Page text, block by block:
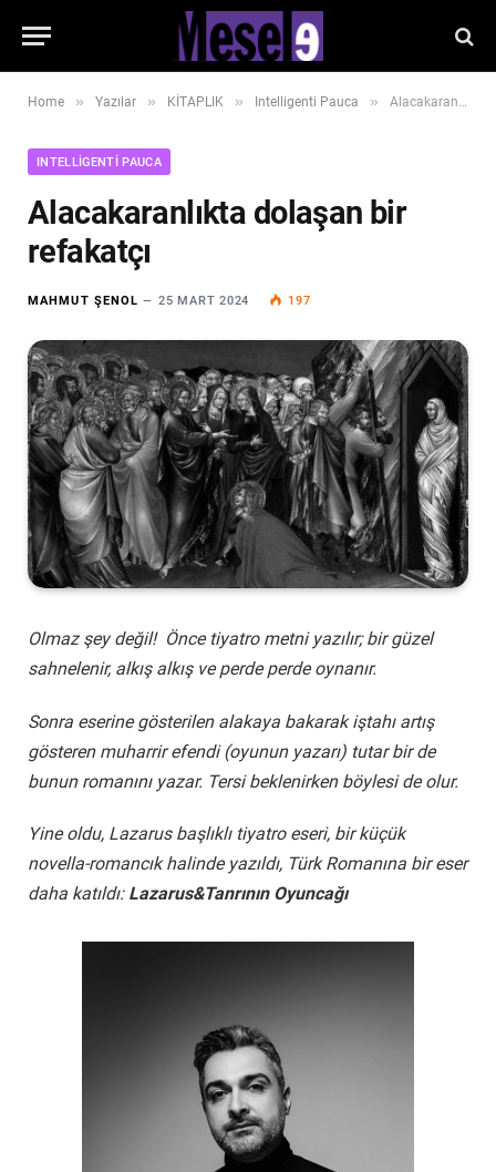
Home » Yazılar » KİTAPLIK » Intelligenti Pauca » Alacakaranlıkta dolaşan bir refakatçı
INTELLIGENTI PAUCA
Alacakaranlıkta dolaşan bir
refakatçı
MAHMUT ŞENOL 25 MART 2024 197
Olmaz şey değil! Önce tiyatro metni yazılır; bir güzel
sahnelenir, alkış alkış ve perde perde oynanır.
Sonra eserine gösterilen alakaya bakarak iştahı artış
gösteren muharrir efendi (oyunun yazarı) tutar bir de
bunun romanını yazar. Tersi beklenirken böylesi de olur.
Yine oldu, Lazarus başlıklı tiyatro eseri, bir küçük
novella-romancık halinde yazıldı, Türk Romanına bir eser
daha katıldı: Lazarus&Tanrının Oyuncağı